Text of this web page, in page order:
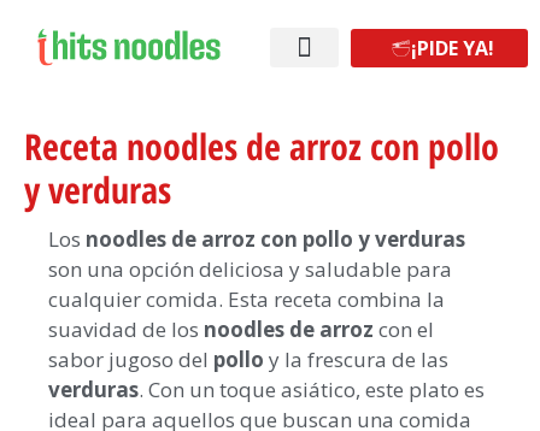
¡PIDE YA!
Receta noodles de arroz con pollo
y verduras
Los noodles de arroz con pollo y verduras
son una opción deliciosa y saludable para
cualquier comida. Esta receta combina la
suavidad de los noodles de arroz con el
sabor jugoso del pollo y la frescura de las
verduras. Con un toque asiático, este plato es
ideal para aquellos que buscan una comida